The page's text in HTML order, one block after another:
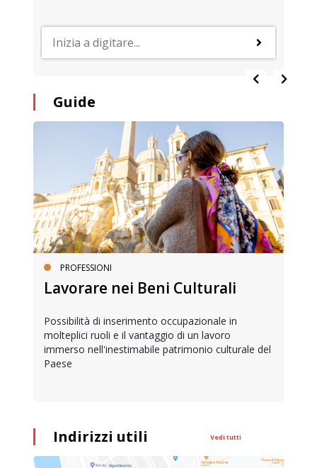
Guide
PROFESSIONI
Lavorare nei Beni Culturali
Possibilità di inserimento occupazionale in
molteplici ruoli e il vantaggio di un lavoro
immerso nell'inestimabile patrimonio culturale del
Paese
Indirizzi utili Vedi tutti